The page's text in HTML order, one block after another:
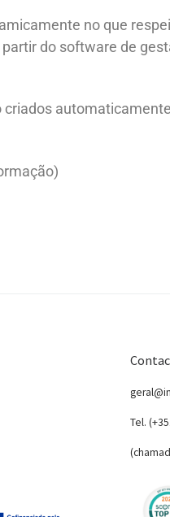
no que
do software de
criados
Tel.